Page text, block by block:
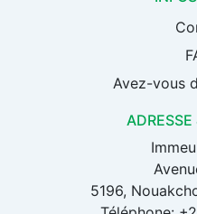
Avez-vous
5196,